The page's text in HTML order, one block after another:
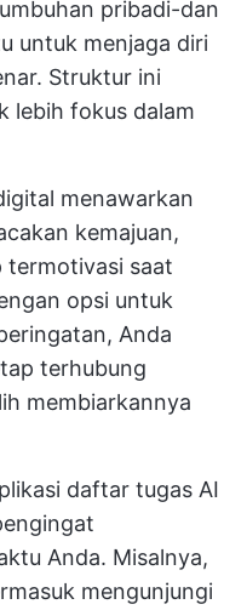
pribadi-dan
untuk menjaga diri
Struktur ini
lebih fokus dalam
menawarkan
kemajuan,
termotivasi saat
opsi untuk
Anda
terhubung
membiarkannya
daftar tugas AI
Anda. Misalnya,
mengunjungi